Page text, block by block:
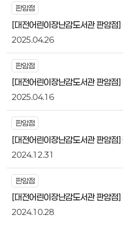
판암점
[대전어린이장난감도서관 판암점
2025.04.26
판암점
[대전어린이장난감도서관 판암점
2025.04.16
판암점
[대전어린이장난감도서관 판암점
2024.12.31
판암점
[대전어린이장난감도서관 판암점]
2024.10.28